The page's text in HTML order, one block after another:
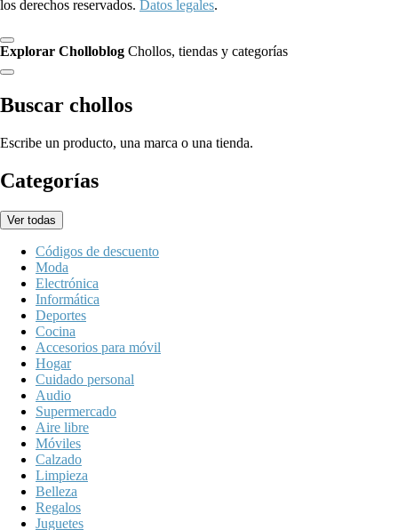
los derechos reservados. Datos legales.
Explorar Cholloblog Chollos, tiendas y categorías
Buscar chollos
Escribe un producto, una marca o una tienda.
Categorías
Ver todas
Códigos de descuento
Moda
Electrónica
Informática
Deportes
Cocina
Accesorios para móvil
Hogar
Cuidado personal
Audio
Supermercado
Aire libre
Móviles
Calzado
Limpieza
Belleza
Regalos
Juguetes